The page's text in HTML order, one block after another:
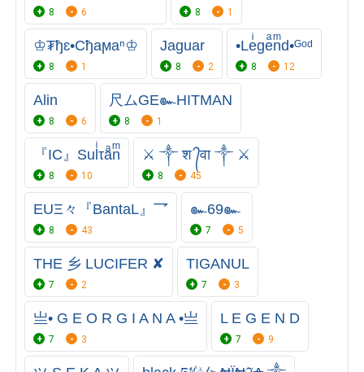
8 6 8 1
♔₮ђɛ•Cђaϻaⁿ♔
8 1
Jaguar
8 2
•Leͥgeͣnͫd•ᴳᵒᵈ
8 12
Alin
8 6
尺ムGE๛HITMAN
8 1
『IC』Sulͥτaͣnͫ
8 10
⚔️ ༒ श ᭄वा ༒ ⚔️
8 45
EUΞ々『BantaL』乛
8 43
๛69๛
7 5
THE 乡 LUCIFER ✘
7 2
TIGANUL
7 3
亗• G E O R G I A N A •亗
7 3
L E G E N D
7 9